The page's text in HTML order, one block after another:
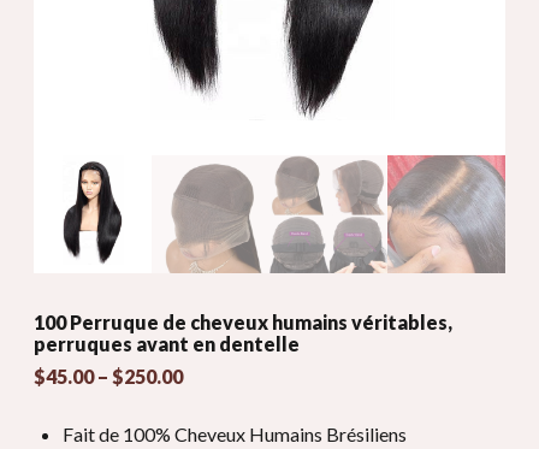
100 Perruque de cheveux humains véritables,
perruques avant en dentelle
$45.00 – $250.00Gamme
prix:
Fait de 100% Cheveux Humains Brésiliens